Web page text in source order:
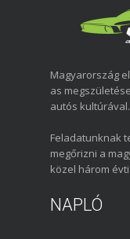
Magyarország
as
autós kultúrával.
Feladatunknak
megőrizni a
közel három
NAPLÓ